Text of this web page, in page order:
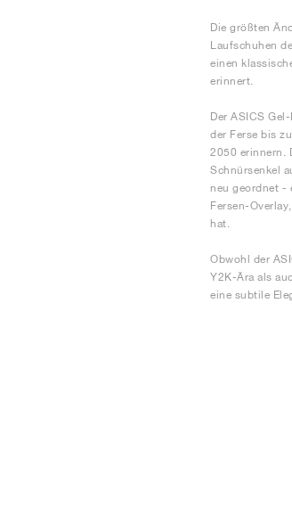
Die größten
Laufschuhen
einen
erinnert.
Der ASICS
der Ferse bis
2050 erinnern.
Schnürsenkel
neu geordnet -
Fersen-
hat.
Obwohl der
Y2K-Ära als
eine subtile